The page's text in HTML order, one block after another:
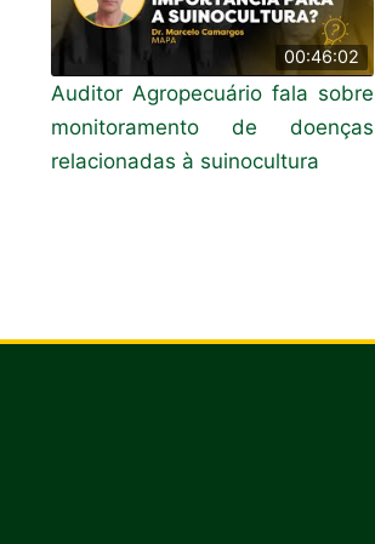
00:46:02
Auditor Agropecuário fala sobre
monitoramento de doenças
relacionadas à suinocultura